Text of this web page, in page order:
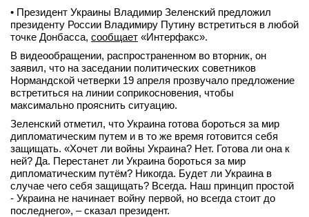
• Президент Украины Владимир Зеленский предложил
президенту России Владимиру Путину встретиться в любой
точке Донбасса, сообщает «Интерфакс».
В видеообращении, распространенном во вторник, он
заявил, что на заседании политических советников
Нормандской четверки 19 апреля прозвучало предложение
встретиться на линии соприкосновения, чтобы
максимально прояснить ситуацию.
Зеленский отметил, что Украина готова бороться за мир
дипломатическим путем и в то же время готовится себя
защищать. «Хочет ли войны Украина? Нет. Готова ли она к
ней? Да. Перестанет ли Украина бороться за мир
дипломатическим путём? Никогда. Будет ли Украина в
случае чего себя защищать? Всегда. Наш принцип простой
- Украина не начинает войну первой, но всегда стоит до
последнего», – сказал президент.